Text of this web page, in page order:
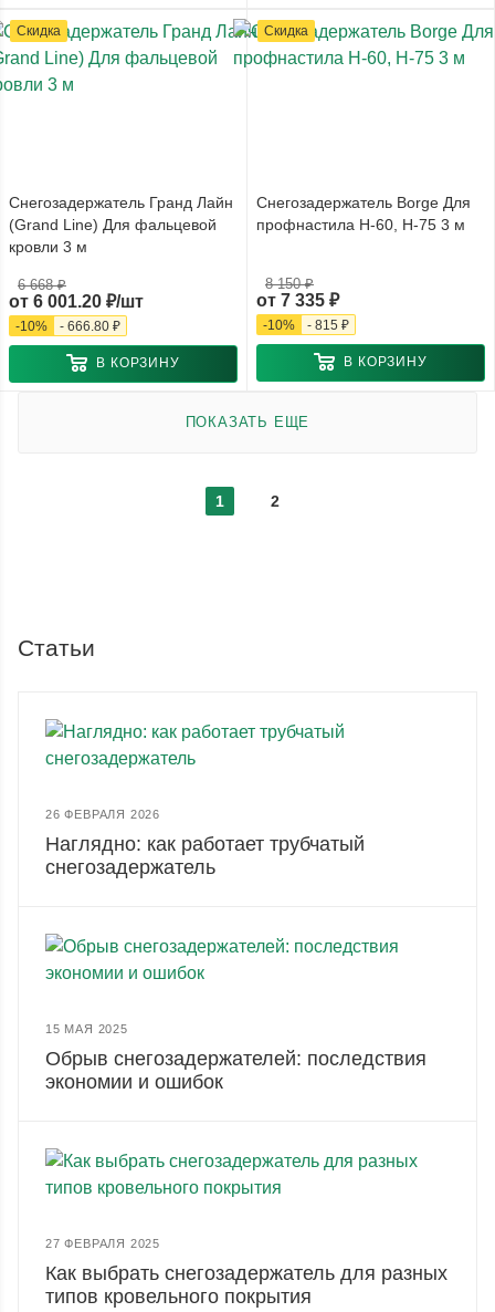
Скидка
Снегозадержатель Гранд Лайн
(Grand Line) Для фальцевой
кровли 3 м
от 6 001.20 ₽/шт
6 668 ₽
-10% - 666.80 ₽
В КОРЗИНУ
Скидка
Снегозадержатель Borge Для
профнастила Н-60, Н-75 3 м
от 7 335 ₽
8 150 ₽
-10% - 815 ₽
В КОРЗИНУ
ПОКАЗАТЬ ЕЩЕ
1 2
Статьи
26 ФЕВРАЛЯ 2026
Наглядно: как работает трубчатый
снегозадержатель
15 МАЯ 2025
Обрыв снегозадержателей: последствия
экономии и ошибок
27 ФЕВРАЛЯ 2025
Как выбрать снегозадержатель для разных
типов кровельного покрытия